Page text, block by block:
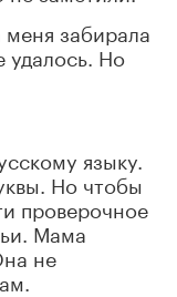
забирала
удалось. Но
языку.
Но чтобы
проверочное
Мама
не